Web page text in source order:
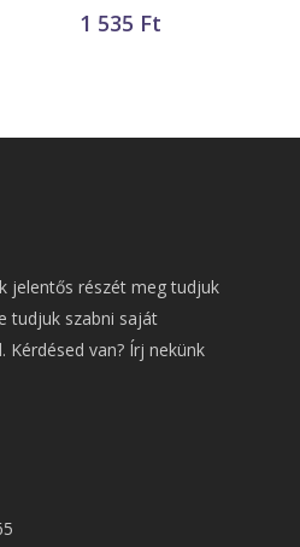
1 535 Ft
jelentős részét meg tudjuk
tudjuk szabni saját
van? Írj nekünk